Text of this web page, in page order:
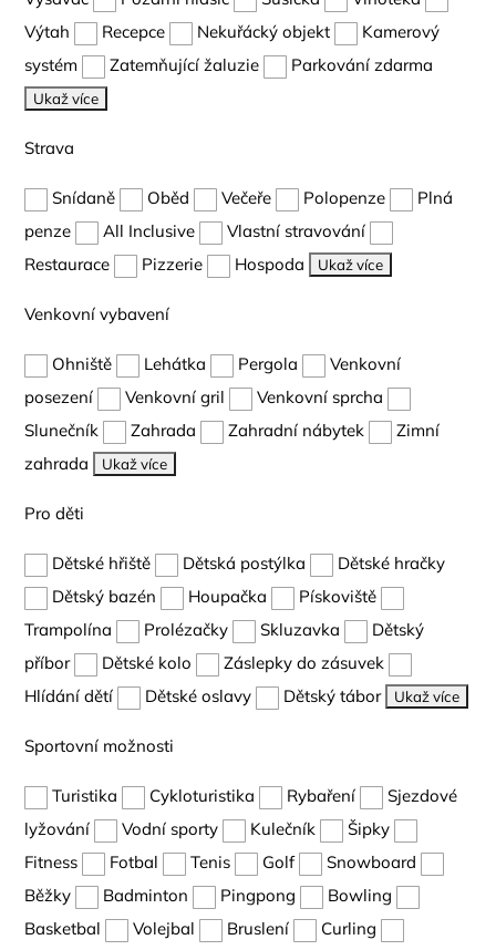
Výtah
Recepce Nekuřácký objekt
Kamerový
systém
Zatemňující žaluzie Parkování zdarma
Ukaž více
Strava
Snídaně Oběd Večeře Polopenze
Plná
penze
All Inclusive
Vlastní stravování
Restaurace
Pizzerie Hospoda Ukaž více
Venkovní vybavení
Ohniště Lehátka Pergola
Venkovní
posezení
Venkovní gril
Venkovní sprcha
Slunečník
Zahrada Zahradní nábytek
Zimní
zahrada
Ukaž více
Pro děti
Dětské hřiště Dětská postýlka
Dětské hračky
Dětský bazén
Houpačka
Pískoviště
Trampolína
Prolézačky Skluzavka
Dětský
příbor
Dětské kolo
Záslepky do zásuvek
Hlídání dětí
Dětské oslavy Dětský tábor Ukaž více
Sportovní možnosti
Turistika Cykloturistika Rybaření
Sjezdové
lyžování
Vodní sporty Kulečník
Šipky
Fitness
Fotbal Tenis Golf
Snowboard
Běžky
Badminton Pingpong
Bowling
Basketbal
Volejbal Bruslení
Curling